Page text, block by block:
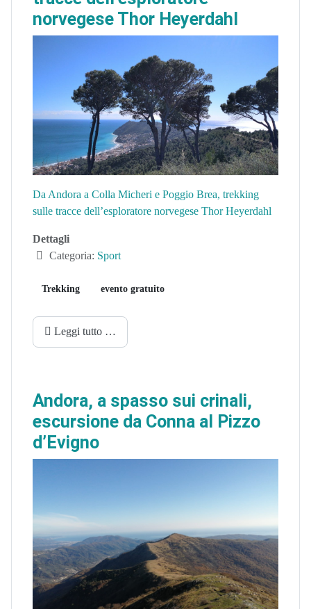
norvegese Thor Heyerdahl
Da Andora a Colla Micheri e Poggio Brea, trekking
sulle tracce dell’esploratore norvegese Thor Heyerdahl
Dettagli
Categoria: Sport
Trekking evento gratuito
Leggi tutto …
Andora, a spasso sui crinali,
escursione da Conna al Pizzo
d’Evigno